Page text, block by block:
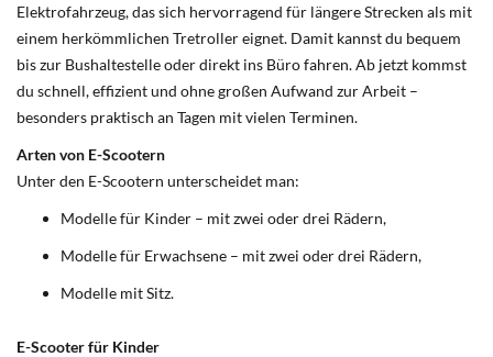
Elektrofahrzeug, das sich hervorragend für längere Strecken als mit
einem herkömmlichen Tretroller eignet. Damit kannst du bequem
bis zur Bushaltestelle oder direkt ins Büro fahren. Ab jetzt kommst
du schnell, effizient und ohne großen Aufwand zur Arbeit –
besonders praktisch an Tagen mit vielen Terminen.
Arten von E-Scootern
Unter den E-Scootern unterscheidet man:
Modelle für Kinder – mit zwei oder drei Rädern,
Modelle für Erwachsene – mit zwei oder drei Rädern,
Modelle mit Sitz.
E-Scooter für Kinder